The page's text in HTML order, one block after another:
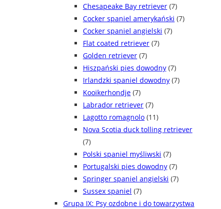
Chesapeake Bay retriever (7)
Cocker spaniel amerykański (7)
Cocker spaniel angielski (7)
Flat coated retriever (7)
Golden retriever (7)
Hiszpański pies dowodny (7)
Irlandzki spaniel dowodny (7)
Kooikerhondje (7)
Labrador retriever (7)
Lagotto romagnolo (11)
Nova Scotia duck tolling retriever
(7)
Polski spaniel myśliwski (7)
Portugalski pies dowodny (7)
Springer spaniel angielski (7)
Sussex spaniel (7)
Grupa IX: Psy ozdobne i do towarzystwa